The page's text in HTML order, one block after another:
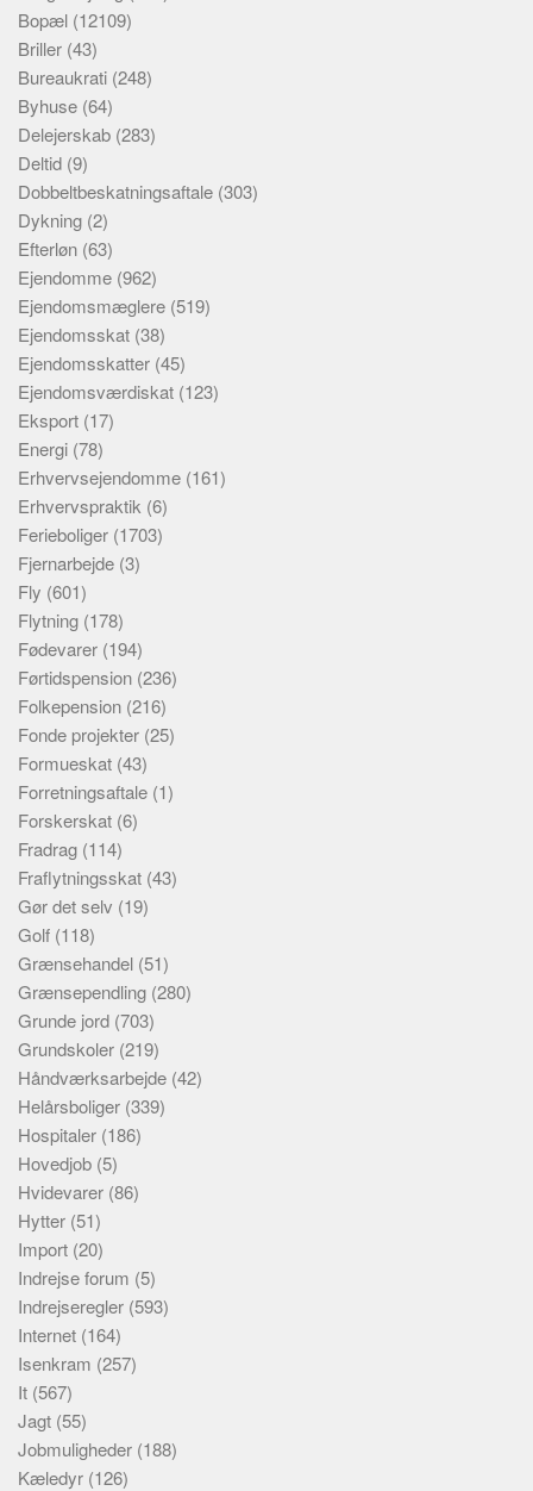
Bopæl (12109)
Briller (43)
Bureaukrati (248)
Byhuse (64)
Delejerskab (283)
Deltid (9)
Dobbeltbeskatningsaftale (303)
Dykning (2)
Efterløn (63)
Ejendomme (962)
Ejendomsmæglere (519)
Ejendomsskat (38)
Ejendomsskatter (45)
Ejendomsværdiskat (123)
Eksport (17)
Energi (78)
Erhvervsejendomme (161)
Erhvervspraktik (6)
Ferieboliger (1703)
Fjernarbejde (3)
Fly (601)
Flytning (178)
Fødevarer (194)
Førtidspension (236)
Folkepension (216)
Fonde projekter (25)
Formueskat (43)
Forretningsaftale (1)
Forskerskat (6)
Fradrag (114)
Fraflytningsskat (43)
Gør det selv (19)
Golf (118)
Grænsehandel (51)
Grænsependling (280)
Grunde jord (703)
Grundskoler (219)
Håndværksarbejde (42)
Helårsboliger (339)
Hospitaler (186)
Hovedjob (5)
Hvidevarer (86)
Hytter (51)
Import (20)
Indrejse forum (5)
Indrejseregler (593)
Internet (164)
Isenkram (257)
It (567)
Jagt (55)
Jobmuligheder (188)
Kæledyr (126)